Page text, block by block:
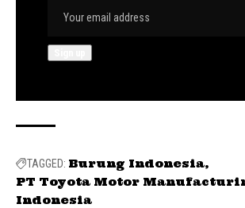
TAGGED: Burung Indonesia
PT Toyota Motor
Indonesia